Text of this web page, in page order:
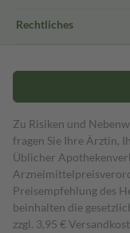
Rechtliches
Zu Risiken und
fragen Sie Ihre Ärztin,
Üblicher
Preisempfehlung des
beinhalten die
zzgl. 3,95 €